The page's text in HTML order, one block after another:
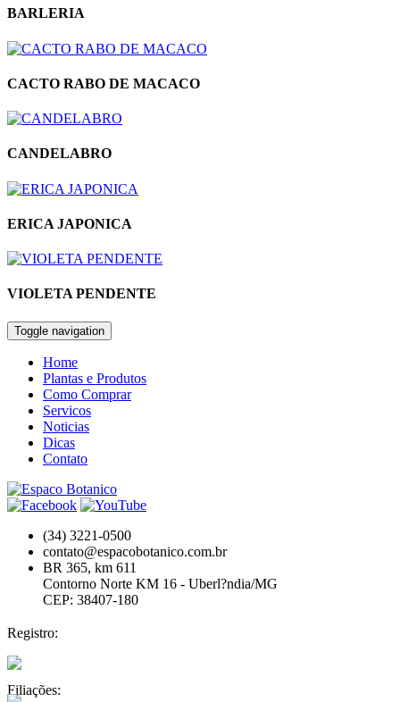
BARLERIA
CACTO RABO DE MACACO
CANDELABRO
ERICA JAPONICA
VIOLETA PENDENTE
Toggle navigation
Home
Plantas e Produtos
Como Comprar
Servicos
Noticias
Dicas
Contato
(34) 3221-0500
contato@espacobotanico.com.br
BR 365, km 611
Contorno Norte KM 16 - Uberl?ndia/MG
CEP: 38407-180
Registro:
Filiações: